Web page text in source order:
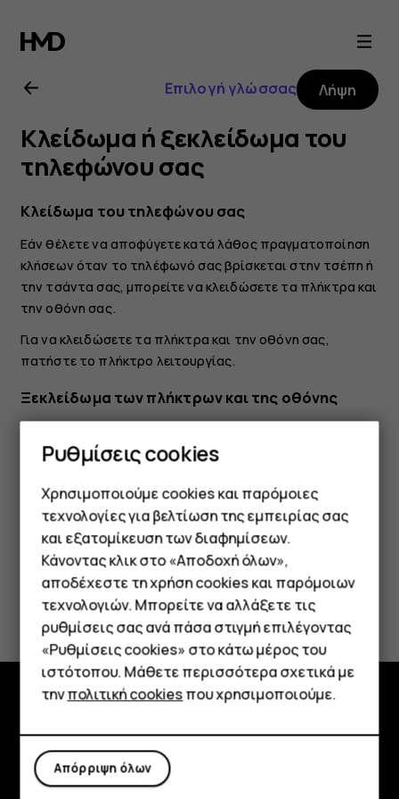
Οδηγίες
χρήσης
Nokia
8.1
Smartphone
Τηλέφωνα απλής χρήσης
Tablet
Επιλογή γλώσσας Λήψη
Κλείδωμα ή ξεκλείδωμα του
τηλεφώνου σας
Κλείδωμα του τηλεφώνου σας
Εάν θέλετε να αποφύγετε κατά λάθος πραγματοποίηση
κλήσεων όταν το τηλέφωνό σας βρίσκεται στην τσέπη ή
την τσάντα σας, μπορείτε να κλειδώσετε τα πλήκτρα και
την οθόνη σας.
Για να κλειδώσετε τα πλήκτρα και την οθόνη σας,
πατήστε το πλήκτρο λειτουργίας.
Ξεκλείδωμα των πλήκτρων και της οθόνης
δάκτυλο την οθόνη προς τα επάνω και στο πλάτος. Εάν
Το βρήκατε χρήσιμο;
Ναι Όχι
Πληροφορίες
Ρυθμίσεις cookies
Χρησιμοποιούμε cookies και παρόμοιες
τεχνολογίες για βελτίωση της εμπειρίας σας
και εξατομίκευση των διαφημίσεων.
Κάνοντας κλικ στο «Αποδοχή όλων»,
αποδέχεστε τη χρήση cookies και παρόμοιων
τεχνολογιών. Μπορείτε να αλλάξετε τις
ρυθμίσεις σας ανά πάσα στιγμή επιλέγοντας
«Ρυθμίσεις cookies» στο κάτω μέρος του
ιστότοπου. Μάθετε περισσότερα σχετικά με
τηνπολιτική cookiesπου χρησιμοποιούμε.
Απόρριψη όλων